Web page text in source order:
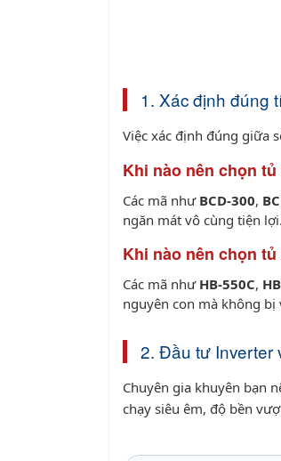
1. Xác định đúng
Việc xác định đúng giữa
Khi nào nên chọn
Các mã như BCD-300,
ngăn mát vô cùng tiện lợi.
Khi nào nên chọn
Các mã như HB-550C,
nguyên con mà không bị
2. Đầu tư Inverter
Chuyên gia khuyên bạn
chạy siêu êm, độ bền